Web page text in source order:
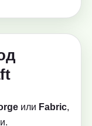
или Fabric,